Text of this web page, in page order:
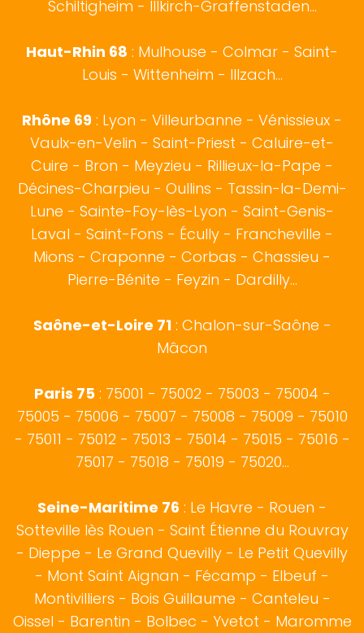
Schiltigheim - Illkirch-Graffenstaden...
Haut-Rhin 68 : Mulhouse - Colmar - Saint-
Louis - Wittenheim - Illzach...
Rhône 69 : Lyon - Villeurbanne - Vénissieux -
Vaulx-en-Velin - Saint-Priest - Caluire-et-
Cuire - Bron - Meyzieu - Rillieux-la-Pape -
Décines-Charpieu - Oullins - Tassin-la-Demi-
Lune - Sainte-Foy-lès-Lyon - Saint-Genis-
Laval - Saint-Fons - Écully - Francheville -
Mions - Craponne - Corbas - Chassieu -
Pierre-Bénite - Feyzin - Dardilly...
Saône-et-Loire 71: Chalon-sur-Saône -
Mâcon
Paris 75: 75001 - 75002 - 75003 - 75004 -
75005 - 75006 - 75007 - 75008 - 75009 - 75010
- 75011 - 75012 - 75013 - 75014 - 75015 - 75016 -
75017 - 75018 - 75019 - 75020...
Seine-Maritime 76 : Le Havre - Rouen -
Sotteville lès Rouen - Saint Étienne du Rouvray
- Dieppe - Le Grand Quevilly - Le Petit Quevilly
- Mont Saint Aignan - Fécamp - Elbeuf -
Montivilliers - Bois Guillaume - Canteleu -
Oissel - Barentin - Bolbec - Yvetot - Maromme